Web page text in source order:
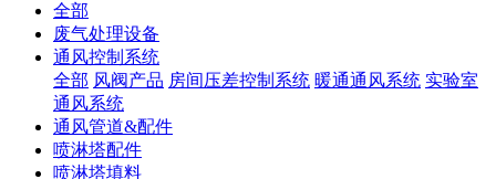
全部
废气处理设备
通风控制系统
全部 风阀产品 房间压差控制系统 暖通通风系统 实验室
通风系统
通风管道&配件
喷淋塔配件
喷淋塔填料